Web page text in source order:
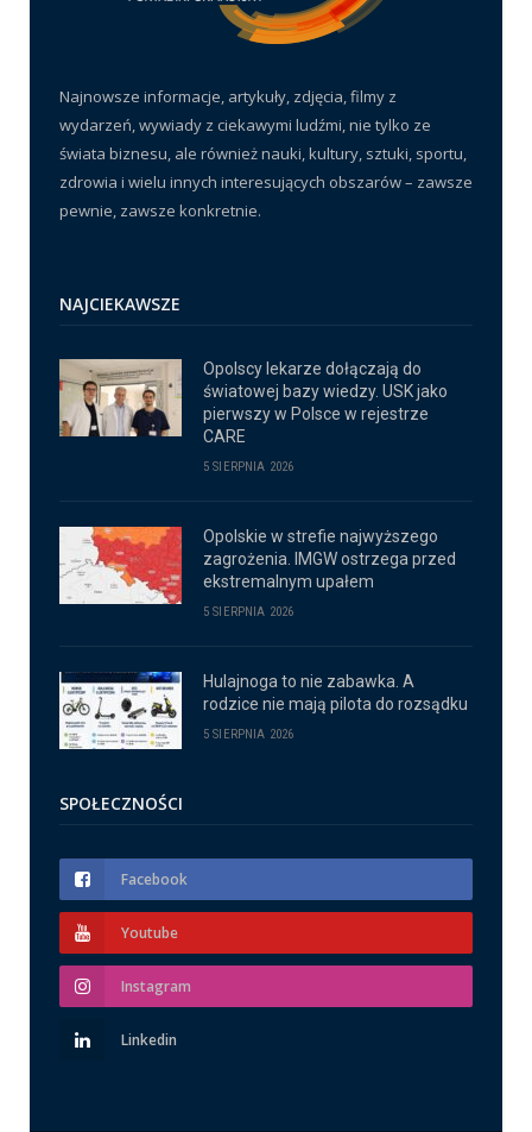
Najnowsze informacje, artykuły, zdjęcia, filmy z
wydarzeń, wywiady z ciekawymi ludźmi, nie tylko ze
świata biznesu, ale również nauki, kultury, sztuki, sportu,
zdrowia i wielu innych interesujących obszarów – zawsze
pewnie, zawsze konkretnie.
NAJCIEKAWSZE
Opolscy lekarze dołączają do
światowej bazy wiedzy. USK jako
pierwszy w Polsce w rejestrze
CARE
5 SIERPNIA 2026
Opolskie w strefie najwyższego
zagrożenia. IMGW ostrzega przed
ekstremalnym upałem
5 SIERPNIA 2026
Hulajnoga to nie zabawka. A
rodzice nie mają pilota do rozsądku
5 SIERPNIA 2026
SPOŁECZNOŚCI
Facebook
Youtube
Instagram
Linkedin